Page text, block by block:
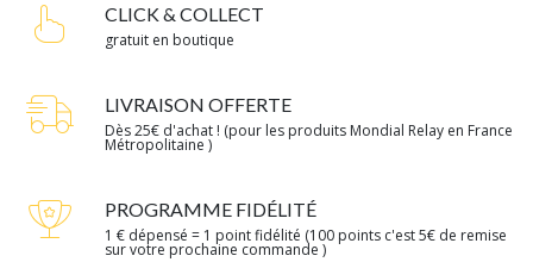
CLICK & COLLECT
gratuit en boutique
LIVRAISON OFFERTE
Dès 25€ d'achat ! (pour les produits Mondial Relay en France
Métropolitaine )
PROGRAMME FIDÉLITÉ
1 € dépensé = 1 point fidélité (100 points c'est 5€ de remise
sur votre prochaine commande )